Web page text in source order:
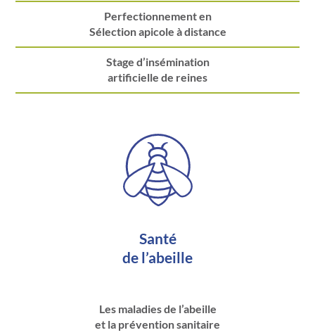
Perfectionnement en
Sélection apicole à distance
Stage d’insémination
artificielle de reines
Santé
de l’abeille
Les maladies de l’abeille
et la prévention sanitaire